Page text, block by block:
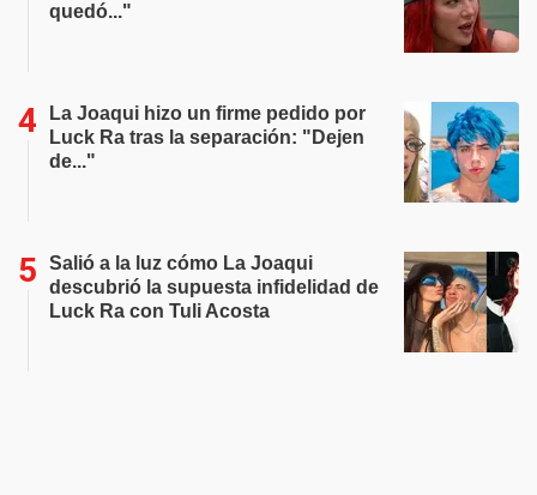
quedó..."
La Joaqui hizo un firme pedido por
Luck Ra tras la separación: "Dejen
de..."
Salió a la luz cómo La Joaqui
descubrió la supuesta infidelidad de
Luck Ra con Tuli Acosta